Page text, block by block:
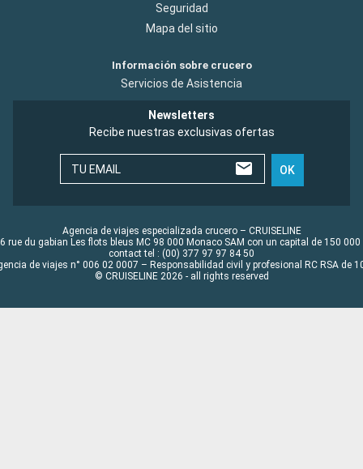
Seguridad
Mapa del sitio
Información sobre crucero
Servicios de Asistencia
Newsletters
Recibe nuestras exclusivas ofertas
TU EMAIL OK
Agencia de viajes especializada crucero – CRUISELINE
rue du gabian Les flots bleus MC 98 000 Monaco SAM con un capital de 150 000
contact tel : (00) 377 97 97 84 50
de viajes n° 006 02 0007 – Responsabilidad civil y profesional RC RSA de
© CRUISELINE 2026 - all rights reserved